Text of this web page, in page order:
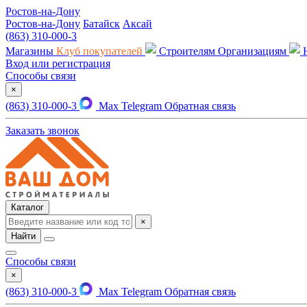
Ростов-на-Дону
Ростов-на-Дону Батайск Аксай
(863) 310-000-3
Магазины Клуб покупателей Строителям Организациям
Вход или регистрация
Способы связи
×
(863) 310-000-3 Max Telegram Обратная связь
Заказать звонок
Каталог
×
Найти
Способы связи
×
(863) 310-000-3 Max Telegram Обратная связь